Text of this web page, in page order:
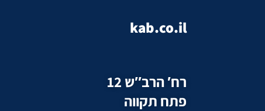
kab.co.il
רח′ הרב″ש 12
פתח תקווה